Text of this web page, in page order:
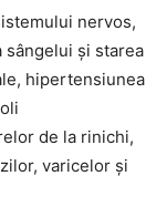
nervos,
sângelui și starea
hipertensiunea
de la rinichi,
varicelor și